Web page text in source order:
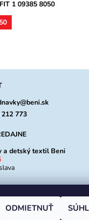
1 09385 8050
773
a detský textil Beni
- 18:00
ODMIETNUŤ